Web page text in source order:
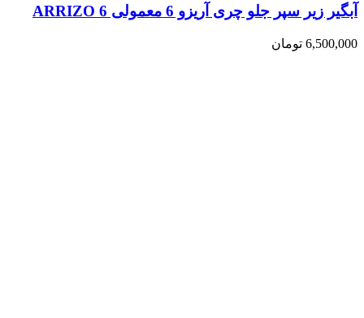
آبگیر زیر سپر جلو چری آریزو 6 معمولی ARRIZO 6
6,500,000 تومان